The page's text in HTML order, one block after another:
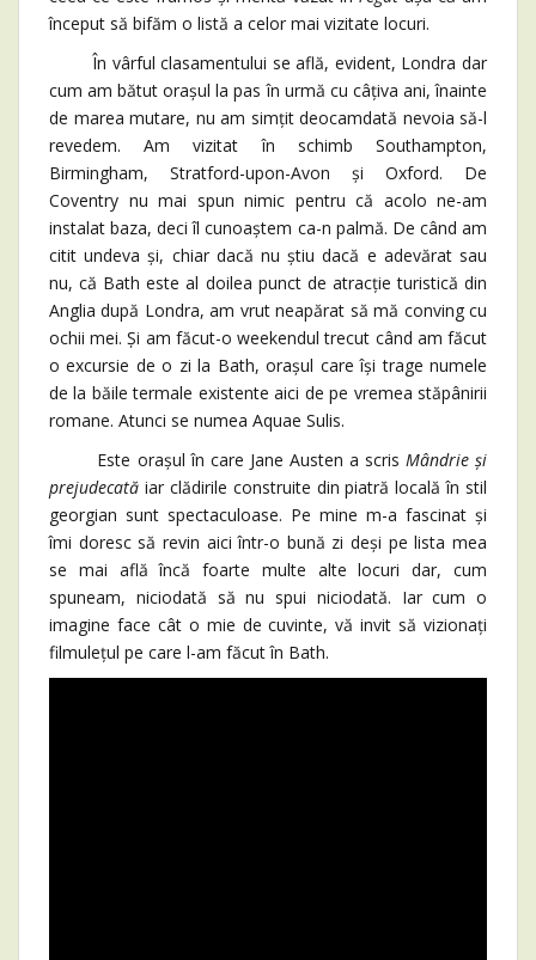
început să bifăm o listă a celor mai vizitate locuri.
În vârful clasamentului se află, evident, Londra dar
cum am bătut orașul la pas în urmă cu câțiva ani, înainte
de marea mutare, nu am simțit deocamdată nevoia să-l
revedem. Am vizitat în schimb Southampton,
Birmingham, Stratford-upon-Avon și Oxford. De
Coventry nu mai spun nimic pentru că acolo ne-am
instalat baza, deci îl cunoaștem ca-n palmă. De când am
citit undeva și, chiar dacă nu știu dacă e adevărat sau
nu, că Bath este al doilea punct de atracție turistică din
Anglia după Londra, am vrut neapărat să mă conving cu
ochii mei. Și am făcut-o weekendul trecut când am făcut
o excursie de o zi la Bath, orașul care își trage numele
de la băile termale existente aici de pe vremea stăpânirii
romane. Atunci se numea Aquae Sulis.
Este orașul în care Jane Austen a scris Mândrie și
prejudecată iar clădirile construite din piatră locală în stil
georgian sunt spectaculoase. Pe mine m-a fascinat și
îmi doresc să revin aici într-o bună zi deși pe lista mea
se mai află încă foarte multe alte locuri dar, cum
spuneam, niciodată să nu spui niciodată. Iar cum o
imagine face cât o mie de cuvinte, vă invit să vizionați
filmulețul pe care l-am făcut în Bath.